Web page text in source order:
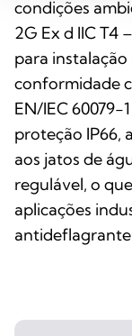
condições
2G Ex d IIC T4
para instalação
conformidade
EN/IEC 60079-
proteção IP66,
aos jatos de
regulável, o
aplicações
antideflagrante